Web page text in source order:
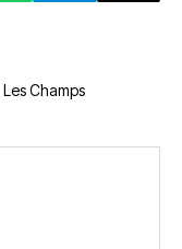
Les Champs